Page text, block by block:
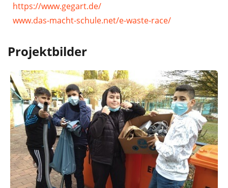
https://www.gegart.de/
www.das-macht-schule.net/e-waste-race/
Projektbilder